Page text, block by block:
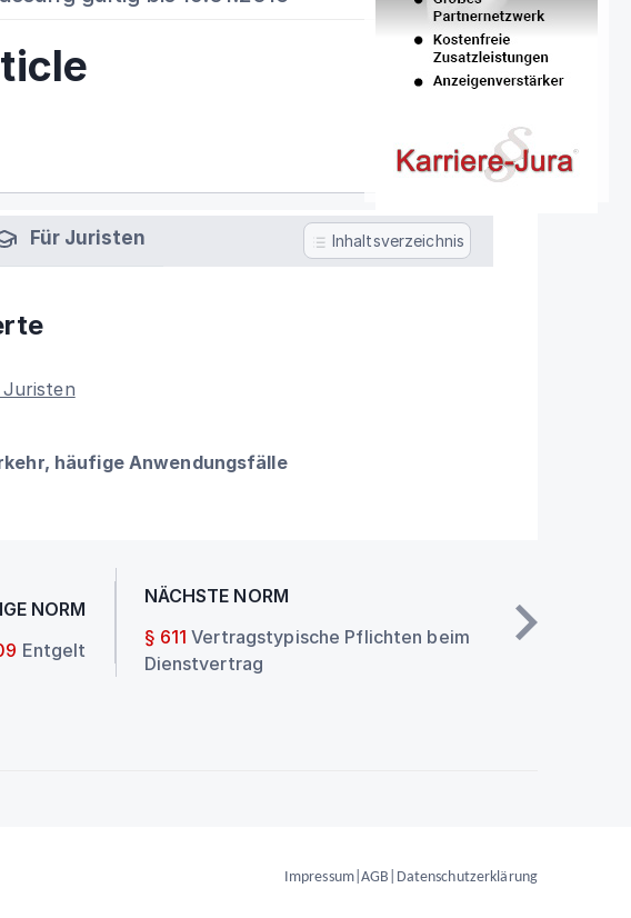
Für Juristen Inhaltsverzeichnis
häufige Anwendungsfälle
NORM
Entgelt
NÄCHSTE NORM
§ 611 Vertragstypische Pflichten beim
Dienstvertrag
Impressum|AGB Datenschutzerklärung